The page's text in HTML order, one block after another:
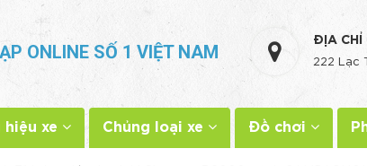
ONLINE SỐ 1 VIỆT NAM
ĐỊA CHỈ
222 Lạc
hiệu xe Chủng loại xe Đồ chơi